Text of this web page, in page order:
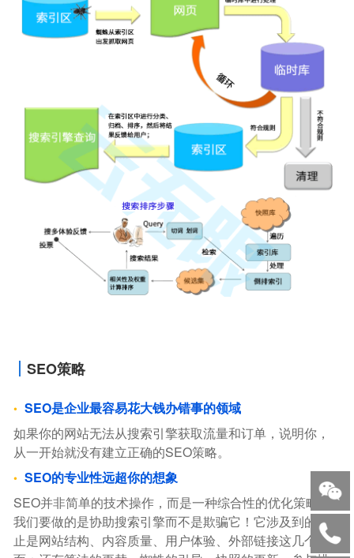
SEO策略
SEO是企业最容易花大钱办错事的领域
如果你的网站无法从搜索引擎获取流量和订单，说明你，
从一开始就没有建立正确的SEO策略。
SEO的专业性远超你的想象
SEO并非简单的技术操作，而是一种综合性的优化策略。
我们要做的是协助搜索引擎而不是欺骗它！它涉及到的不
止是网站结构、内容质量、用户体验、外部链接这几个方